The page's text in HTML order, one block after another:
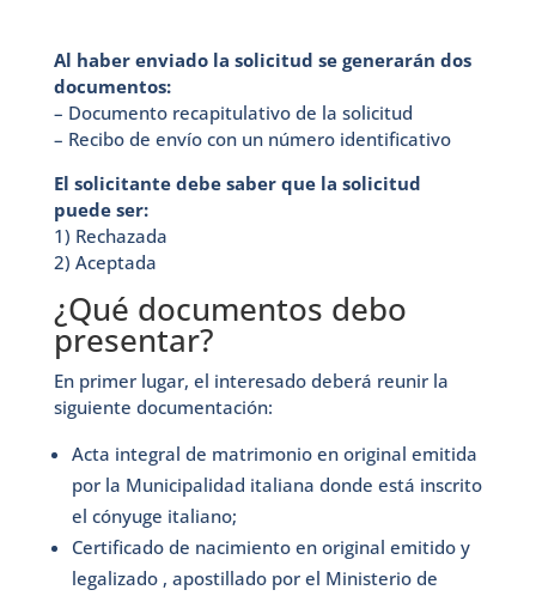
Al haber enviado la solicitud se generarán dos
documentos:
– Documento recapitulativo de la solicitud
– Recibo de envío con un número identificativo
El solicitante debe saber que la solicitud
puede ser:
1) Rechazada
2) Aceptada
¿Qué documentos debo
presentar?
En primer lugar, el interesado deberá reunir la
siguiente documentación:
Acta integral de matrimonio en original emitida
por la Municipalidad italiana donde está inscrito
el cónyuge italiano;
Certificado de nacimiento en original emitido y
legalizado , apostillado por el Ministerio de